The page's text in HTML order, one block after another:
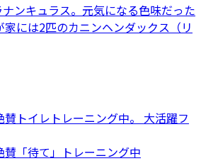
ンキュラス。元気になる色味だった
には2匹のカニンヘンダックス（リ
トイレトレーニング中。 大活躍フ
「待て」トレーニング中